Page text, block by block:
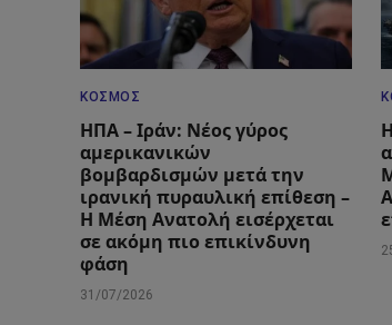
ΚΌΣΜΟΣ
ΗΠΑ – Ιράν: Νέος γύρος
αμερικανικών
βομβαρδισμών μετά την
ιρανική πυραυλική επίθεση –
Η Μέση Ανατολή εισέρχεται
σε ακόμη πιο επικίνδυνη
φάση
31/07/2026